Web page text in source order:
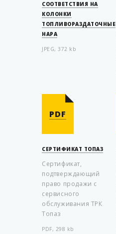
СООТВЕТСТВИЯ НА
КОЛОНКИ
ТОПЛИВОРАЗДАТОЧНЫЕ
НАРА
JPEG, 372 kb
PDF
СЕРТИФИКАТ ТОПАЗ
Сертификат,
подтверждающий
право продажи с
сервисного
обслуживания ТРК
Топаз
PDF, 298 kb